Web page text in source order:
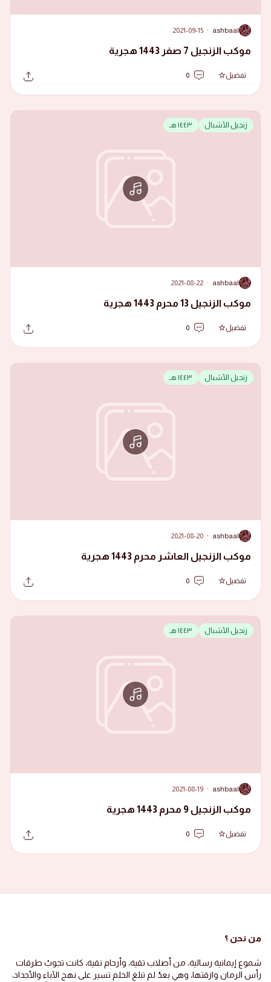
A
ashbaal
·
2021-09-15
موكب الزنجيل 7 صفر 1443 هجرية
تفضيل 0
زنجيل الأشبال ١٤٤٣ هـ
A
ashbaal
·
2021-08-22
موكب الزنجيل 13 محرم 1443 هجرية
تفضيل 0
زنجيل الأشبال ١٤٤٣ هـ
A
ashbaal
·
2021-08-20
موكب الزنجيل العاشر محرم 1443 هجرية
تفضيل 0
زنجيل الأشبال ١٤٤٣ هـ
A
ashbaal
·
2021-08-19
موكب الزنجيل 9 محرم 1443 هجرية
تفضيل 0
من نحن ؟
شموع إيمانية رسالية، من أصلاب تقية، وأرحام نقية، كانت تجوبُ طرقات
رأس الرمان وازقتها، وهي بعدُ لم تبلغ الحلم تسير على نهج الآباء والأجداد،